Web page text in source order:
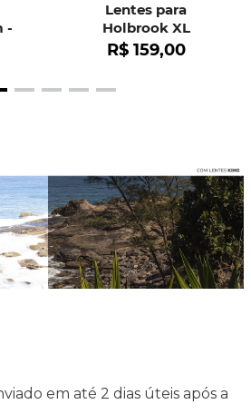
-
Lentes para
Holbrook XL
R$ 159,00
em até 2 dias úteis após a